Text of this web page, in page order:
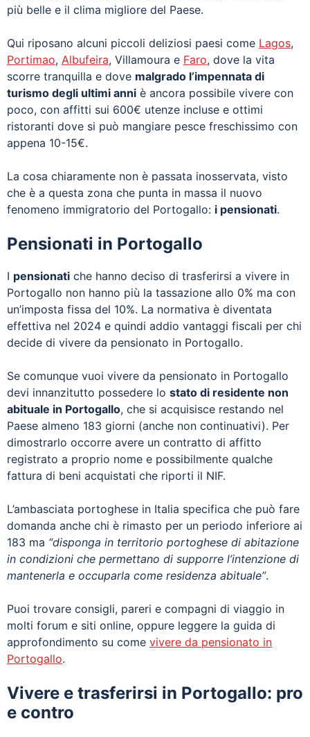
più belle e il clima migliore del Paese.
Qui riposano alcuni piccoli deliziosi paesi come Lagos,
Portimao, Albufeira, Villamoura e Faro, dove la vita
scorre tranquilla e dove malgrado l’impennata di
turismo degli ultimi anni è ancora possibile vivere con
poco, con affitti sui 600€ utenze incluse e ottimi
ristoranti dove si può mangiare pesce freschissimo con
appena 10-15€.
La cosa chiaramente non è passata inosservata, visto
che è a questa zona che punta in massa il nuovo
fenomeno immigratorio del Portogallo: i pensionati.
Pensionati in Portogallo
I pensionati che hanno deciso di trasferirsi a vivere in
Portogallo non hanno più la tassazione allo 0% ma con
un’imposta fissa del 10%. La normativa è diventata
effettiva nel 2024 e quindi addio vantaggi fiscali per chi
decide di vivere da pensionato in Portogallo.
Se comunque vuoi vivere da pensionato in Portogallo
devi innanzitutto possedere lo stato di residente non
abituale in Portogallo, che si acquisisce restando nel
Paese almeno 183 giorni (anche non continuativi). Per
dimostrarlo occorre avere un contratto di affitto
registrato a proprio nome e possibilmente qualche
fattura di beni acquistati che riporti il NIF.
L’ambasciata portoghese in Italia specifica che può fare
domanda anche chi è rimasto per un periodo inferiore ai
183 ma “disponga in territorio portoghese di abitazione
in condizioni che permettano di supporre l’intenzione di
mantenerla e occuparla come residenza abituale”.
Puoi trovare consigli, pareri e compagni di viaggio in
molti forum e siti online, oppure leggere la guida di
approfondimento su come vivere da pensionato in
Portogallo.
Vivere e trasferirsi in Portogallo: pro
e contro